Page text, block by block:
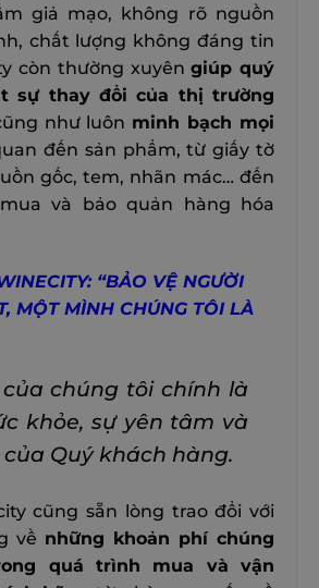
giả mạo, không rõ nguồn
chất lượng không đáng tin
còn thường xuyêngiúp quý
sự thay đổi của thị trường
như luôn minh bạch mọi
đến sản phẩm, từ giấy tờ
gốc, tem, nhãn mác… đến
và bảo quản hàng hóa
“BẢO VỆ NGƯỜI
MỘT MÌNH CHÚNG TÔI LÀ
chúng tôi chính là
khỏe, sự yên tâm và
Quý khách hàng.
cũng sẵn lòng trao đổi với
về những khoản phí chúng
quá trình mua và vận